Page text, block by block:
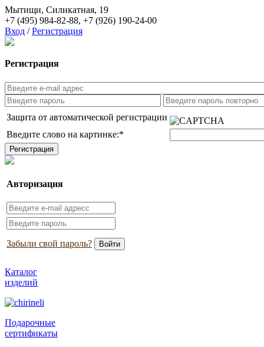
Мытищи, Силикатная, 19
+7 (495) 984-82-88, +7 (926) 190-24-00
Вход / Регистрация
Регистрация
Защита от автоматической регистрации
Введите слово на картинке:*
Авторизация
Забыли свой пароль?
Каталог
изделий
Подарочные
сертификаты